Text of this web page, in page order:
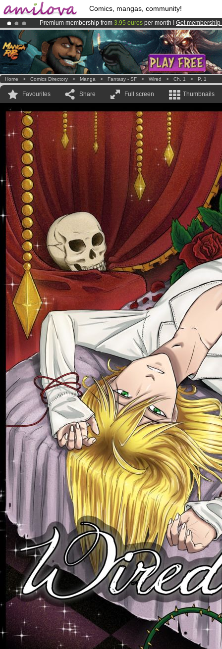
Comics, mangas, community!
Premium membership from 3.95 euros per month ! Get membership
AmilovaKickstarter is now LIVE!.
Already 134393 membersand 1208 comics & mangas!.
Home > Comics Directory > Manga > Fantasy - SF > Wired > Ch. 1 > P. 1
Favourites Share Full screen Thumbnails